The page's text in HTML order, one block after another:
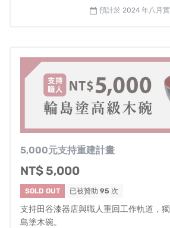
而發生的延遲出貨，您可以在重建專
專案可能遇到各種不可控因素，若遇
助者最新狀況。當您贊助此計畫即同
受可能延遲出貨之變因。
退換貨規則
本次賑災專案計畫中的回饋商品仍享
日）之權益，七日鑑賞期屬『猶豫期
商品（含贈品）一經拆封/使用/下水
安全，恕無法退貨。
calendar_today 預計於 2024 年八月
5,000元支持重建計畫
NT$ 5,000
SOLD OUT 已被贊助 95 次
支持田谷漆器店與職人重回工作軌道，
島塗木碗。